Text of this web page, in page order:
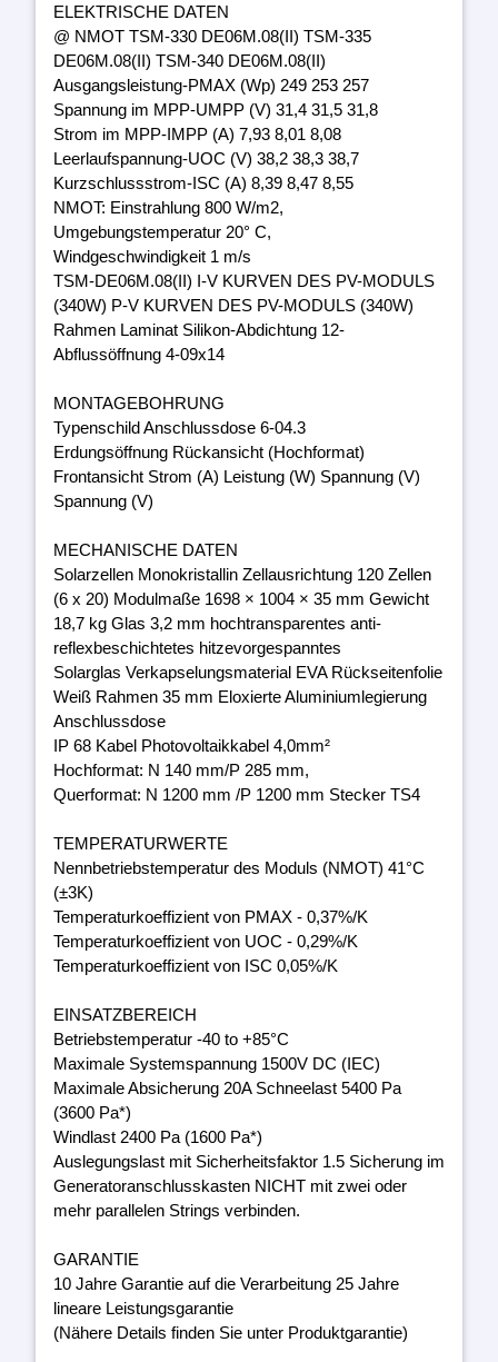
ELEKTRISCHE DATEN
@ NMOT TSM-330 DE06M.08(II) TSM-335
DE06M.08(II) TSM-340 DE06M.08(II)
Ausgangsleistung-PMAX (Wp) 249 253 257
Spannung im MPP-UMPP (V) 31,4 31,5 31,8
Strom im MPP-IMPP (A) 7,93 8,01 8,08
Leerlaufspannung-UOC (V) 38,2 38,3 38,7
Kurzschlussstrom-ISC (A) 8,39 8,47 8,55
NMOT: Einstrahlung 800 W/m2,
Umgebungstemperatur 20° C,
Windgeschwindigkeit 1 m/s
TSM-DE06M.08(II) I-V KURVEN DES PV-MODULS
(340W) P-V KURVEN DES PV-MODULS (340W)
Rahmen Laminat Silikon-Abdichtung 12-
Abflussöffnung 4-09x14
MONTAGEBOHRUNG
Typenschild Anschlussdose 6-04.3
Erdungsöffnung Rückansicht (Hochformat)
Frontansicht Strom (A) Leistung (W) Spannung (V)
Spannung (V)
MECHANISCHE DATEN
Solarzellen Monokristallin Zellausrichtung 120 Zellen
(6 x 20) Modulmaße 1698 × 1004 × 35 mm Gewicht
18,7 kg Glas 3,2 mm hochtransparentes anti-
reflexbeschichtetes hitzevorgespanntes
Solarglas Verkapselungsmaterial EVA Rückseitenfolie
Weiß Rahmen 35 mm Eloxierte Aluminiumlegierung
Anschlussdose
IP 68 Kabel Photovoltaikkabel 4,0mm²
Hochformat: N 140 mm/P 285 mm,
Querformat: N 1200 mm /P 1200 mm Stecker TS4
TEMPERATURWERTE
Nennbetriebstemperatur des Moduls (NMOT) 41°C
(±3K)
Temperaturkoeffizient von PMAX - 0,37%/K
Temperaturkoeffizient von UOC - 0,29%/K
Temperaturkoeffizient von ISC 0,05%/K
EINSATZBEREICH
Betriebstemperatur -40 to +85°C
Maximale Systemspannung 1500V DC (IEC)
Maximale Absicherung 20A Schneelast 5400 Pa
(3600 Pa*)
Windlast 2400 Pa (1600 Pa*)
Auslegungslast mit Sicherheitsfaktor 1.5 Sicherung im
Generatoranschlusskasten NICHT mit zwei oder
mehr parallelen Strings verbinden.
GARANTIE
10 Jahre Garantie auf die Verarbeitung 25 Jahre
lineare Leistungsgarantie
(Nähere Details finden Sie unter Produktgarantie)